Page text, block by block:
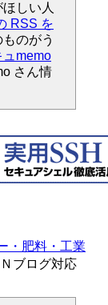
しい人
RSS を
のがう
ュmemo
さん情
・肥料・工業
ブログ対応